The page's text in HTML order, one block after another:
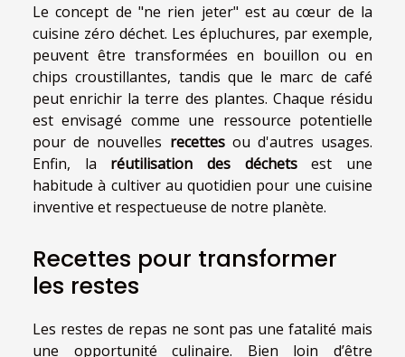
Le concept de "ne rien jeter" est au cœur de la
cuisine zéro déchet. Les épluchures, par exemple,
peuvent être transformées en bouillon ou en
chips croustillantes, tandis que le marc de café
peut enrichir la terre des plantes. Chaque résidu
est envisagé comme une ressource potentielle
pour de nouvelles recettesou d'autres usages.
Enfin, la réutilisation des déchetsest une
habitude à cultiver au quotidien pour une cuisine
inventive et respectueuse de notre planète.
Recettes pour transformer
les restes
Les restes de repas ne sont pas une fatalité mais
une opportunité culinaire. Bien loin d’être